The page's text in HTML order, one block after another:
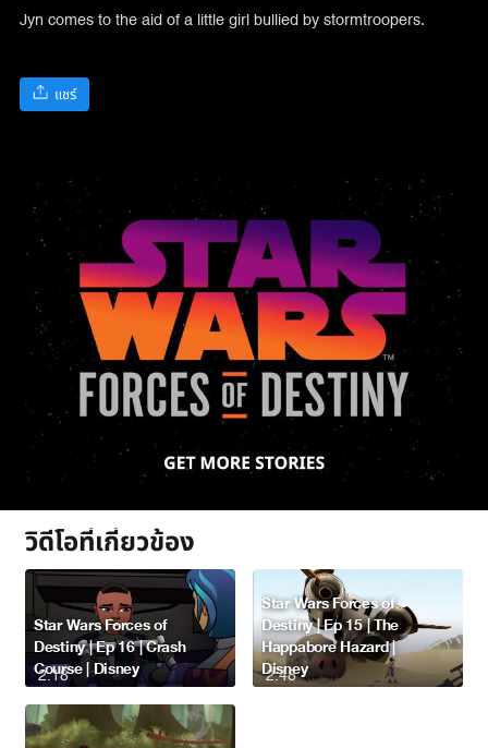
Jyn comes to the aid of a little girl bullied by stormtroopers.
แชร์
วิดีโอที่เกี่ยวข้อง
2:18
Star Wars Forces of
Destiny | Ep 16 | Crash
Course | Disney
2:48
Star Wars Forces of
Destiny | Ep 15 | The
Happabore Hazard |
Disney